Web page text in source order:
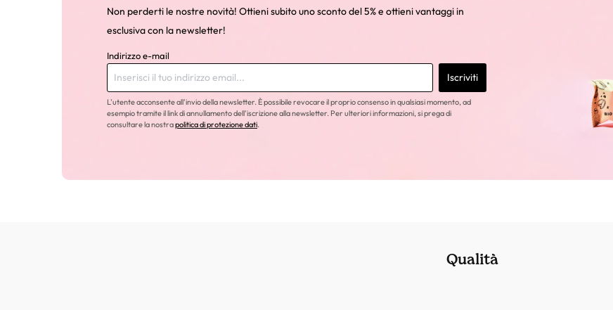
Non perderti le nostre novità! Ottieni subito uno sconto del 5% e ottieni vantaggi in
esclusiva con la newsletter!
Indirizzo e-mail
Iscriviti
L'utente acconsente all'invio della newsletter. È possibile revocare il proprio consenso in qualsiasi momento, ad
esempio tramite il link di annullamento dell'iscrizione alla newsletter. Per ulteriori informazioni, si prega di
consultare la nostrapolitica di protezione dati.
Qualità